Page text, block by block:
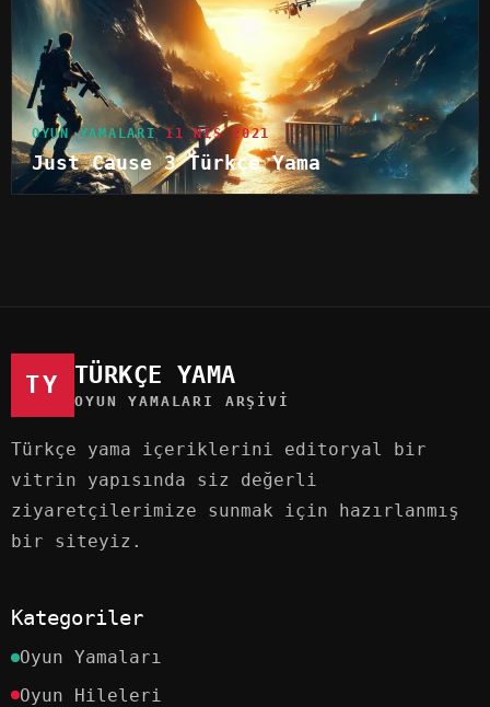
OYUN YAMALARI 11 NIS 2021
Just Cause 3 Türkçe Yama
TY TÜRKÇE YAMA
OYUN YAMALARI ARŞIVI
Türkçe yama içeriklerini editoryal bir
vitrin yapısında siz değerli
ziyaretçilerimize sunmak için hazırlanmış
bir siteyiz.
Kategoriler
Oyun Yamaları
Oyun Hileleri